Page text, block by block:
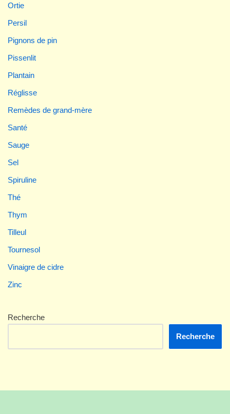
Ortie
Persil
Pignons de pin
Pissenlit
Plantain
Réglisse
Remèdes de grand-mère
Santé
Sauge
Sel
Spiruline
Thé
Thym
Tilleul
Tournesol
Vinaigre de cidre
Zinc
Recherche
Recherche